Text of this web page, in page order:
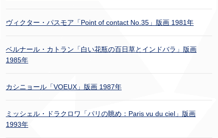
ヴィクター・パスモア「Point of contact No.35」版画 1981年
ベルナール・カトラン「白い花瓶の百日草とインドバラ」版画
1985年
カシニョール「VOEUX」版画 1987年
ミッシェル・ドラクロワ「パリの眺め：Paris vu du ciel」版画
1993年